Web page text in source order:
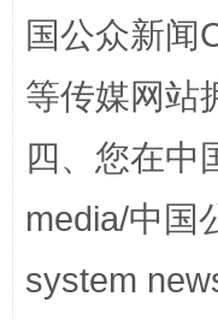
国公众新闻
等传媒网站
四、您在中
media/中国
system